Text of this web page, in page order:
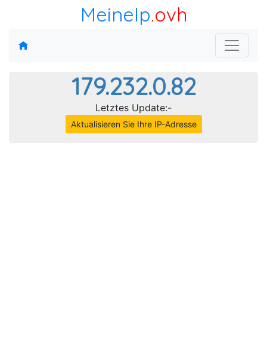
MeineIp.ovh
179.232.0.82
Letztes Update:-
Aktualisieren Sie Ihre IP-Adresse